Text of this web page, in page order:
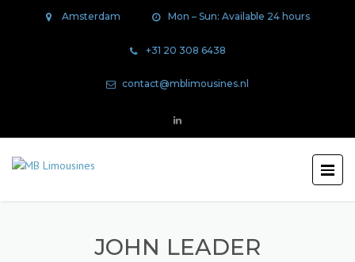
Amsterdam Mon – Sun: Available 24 hours
+31 20 308 6438
contact@mblimousines.nl
JOHN LEADER